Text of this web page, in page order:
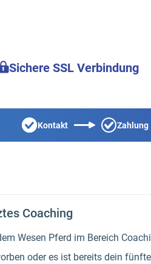
Sichere SSL Verbindung
Kontakt Zahlung
Coaching
Wesen Pferd im Bereich
oder es ist bereits dein